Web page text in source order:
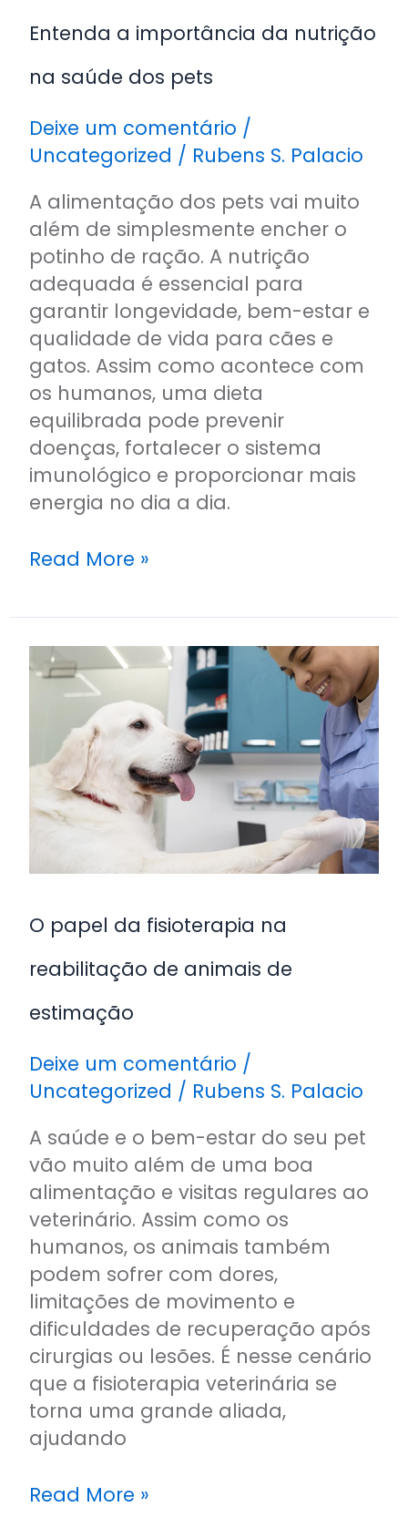
Entenda a importância da nutrição
na saúde dos pets
Deixe um comentário /
Uncategorized / Rubens S. Palacio
A alimentação dos pets vai muito
além de simplesmente encher o
potinho de ração. A nutrição
adequada é essencial para
garantir longevidade, bem-estar e
qualidade de vida para cães e
gatos. Assim como acontece com
os humanos, uma dieta
equilibrada pode prevenir
doenças, fortalecer o sistema
imunológico e proporcionar mais
energia no dia a dia.
Read More »
O papel da fisioterapia na
reabilitação de animais de
estimação
Deixe um comentário /
Uncategorized / Rubens S. Palacio
A saúde e o bem-estar do seu pet
vão muito além de uma boa
alimentação e visitas regulares ao
veterinário. Assim como os
humanos, os animais também
podem sofrer com dores,
limitações de movimento e
dificuldades de recuperação após
cirurgias ou lesões. É nesse cenário
que a fisioterapia veterinária se
torna uma grande aliada,
ajudando
O
papel
fisioterapia
na
reabilitação
de
de
Read More »